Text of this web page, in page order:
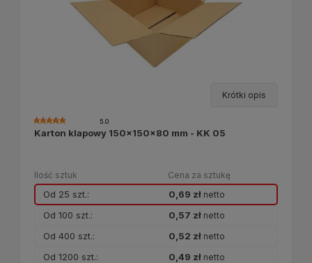
Krótki opis
Karton klapowy 150x150x80 mm - KK 05
5.0
Ilość sztuk Cena za sztukę
Od 25 szt.: 0,69 złnetto
Od 100 szt.: 0,57 złnetto
Od 400 szt.: 0,52 złnetto
Od 1200 szt.: 0,49 złnetto